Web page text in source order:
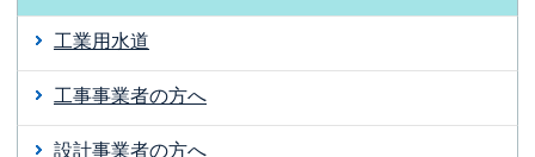
工業用水道
工事事業者の方へ
設計事業者の方へ